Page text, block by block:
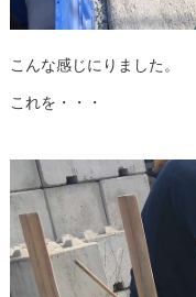
こんな感じにりました。
これを・・・